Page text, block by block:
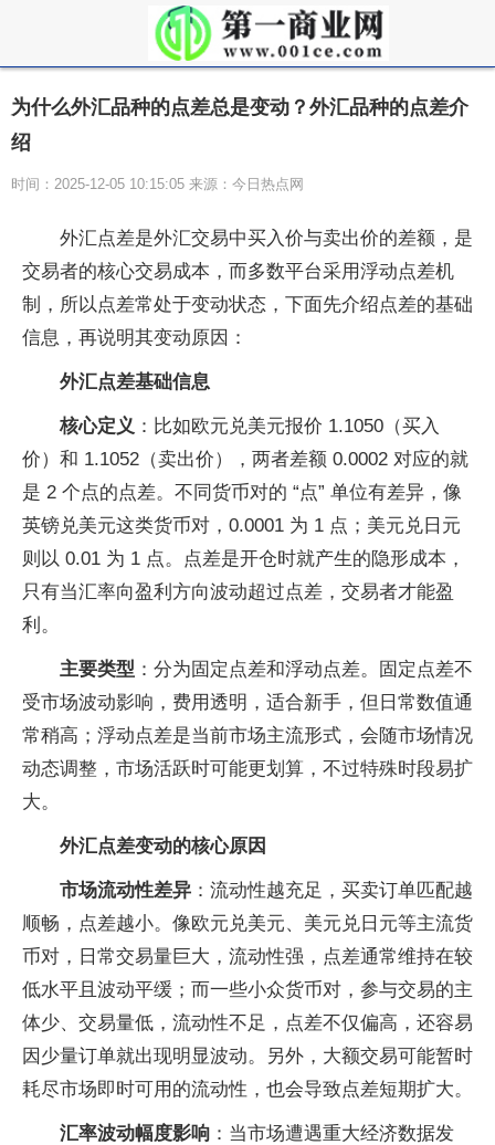
为什么外汇品种的点差总是变动？外汇品种的点差介
绍
时间：2025-12-05 10:15:05 来源：今日热点网
外汇点差是外汇交易中买入价与卖出价的差额，是
交易者的核心交易成本，而多数平台采用浮动点差机
制，所以点差常处于变动状态，下面先介绍点差的基础
信息，再说明其变动原因：
外汇点差基础信息
核心定义 ：比如欧元兑美元报价 1.1050（买入
价）和 1.1052（卖出价），两者差额 0.0002 对应的就
是 2 个点的点差。不同货币对的 “点” 单位有差异，像
英镑兑美元这类货币对，0.0001 为 1 点；美元兑日元
则以 0.01 为 1 点。点差是开仓时就产生的隐形成本，
只有当汇率向盈利方向波动超过点差，交易者才能盈
利。
主要类型 ：分为固定点差和浮动点差。固定点差不
受市场波动影响，费用透明，适合新手，但日常数值通
常稍高；浮动点差是当前市场主流形式，会随市场情况
动态调整，市场活跃时可能更划算，不过特殊时段易扩
大。
外汇点差变动的核心原因
市场流动性差异 ：流动性越充足，买卖订单匹配越
顺畅，点差越小。像欧元兑美元、美元兑日元等主流货
币对，日常交易量巨大，流动性强，点差通常维持在较
低水平且波动平缓；而一些小众货币对，参与交易的主
体少、交易量低，流动性不足，点差不仅偏高，还容易
因少量订单就出现明显波动。另外，大额交易可能暂时
耗尽市场即时可用的流动性，也会导致点差短期扩大。
汇率波动幅度影响 ：当市场遭遇重大经济数据发